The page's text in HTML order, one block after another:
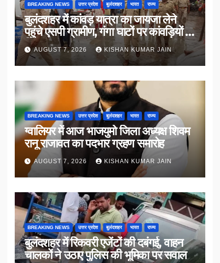
BREAKING NEWS उत्तर प्रदेश बुलंदशहर भारत राज्य
बुलंदशहर में कांवड़ यात्रा का जायजा लेने
पहुंचे एसपी ग्रामीण, गंगा घाटों पर कांवड़ियों से
किया संवाद
AUGUST 7, 2026 KISHAN KUMAR JAIN
BREAKING NEWS उत्तर प्रदेश बुलंदशहर भारत राज्य
ग्वालियर में आज भाजयुमो जिला अध्यक्ष शिवम
रानू राजावत का पदभार ग्रहण समारोह
AUGUST 7, 2026 KISHAN KUMAR JAIN
BREAKING NEWS उत्तर प्रदेश बुलंदशहर भारत राज्य
बुलंदशहर में रिकवरी एजेंटों की दबंगई, वाहन
चालकों ने उठाए पुलिस की भूमिका पर सवाल